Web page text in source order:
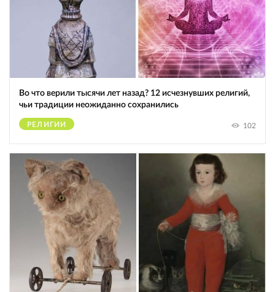
Во что верили тысячи лет назад? 12 исчезнувших религий,
чьи традиции неожиданно сохранились
РЕЛИГИИ 102